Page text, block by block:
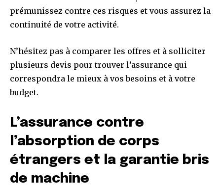
prémunissez contre ces risques et vous assurez la
continuité de votre activité.
N’hésitez pas à comparer les offres et à solliciter
plusieurs devis pour trouver l’assurance qui
correspondra le mieux à vos besoins et à votre
budget.
L’assurance contre
l’absorption de corps
étrangers et la garantie bris
de machine